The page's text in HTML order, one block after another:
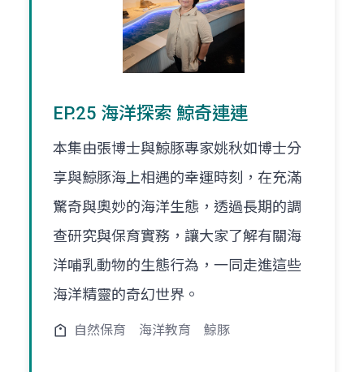
EP.25 海洋探索 鯨奇連連
本集由張博士與鯨豚專家姚秋如博士分
享與鯨豚海上相遇的幸運時刻，在充滿
驚奇與奧妙的海洋生態，透過長期的調
查研究與保育實務，讓大家了解有關海
洋哺乳動物的生態行為，一同走進這些
海洋精靈的奇幻世界。
自然保育 海洋教育 鯨豚